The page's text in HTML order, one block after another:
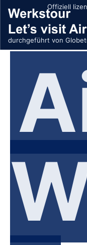
Offiziell
durchgeführt von